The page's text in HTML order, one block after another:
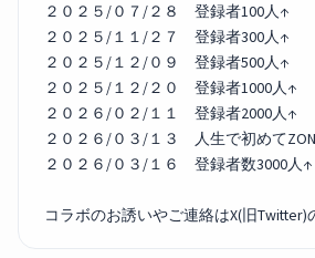
２０２５/０７/２８ 登録者100人↑
２０２５/１１/２７ 登録者300人↑
２０２５/１２/０９ 登録者500人↑
２０２５/１２/２０ 登録者1000人↑
２０２６/０２/１１ 登録者2000人↑
２０２６/０３/１３ 人生で初めて
２０２６/０３/１６ 登録者数3000人↑
コラボのお誘いやご連絡はX(旧